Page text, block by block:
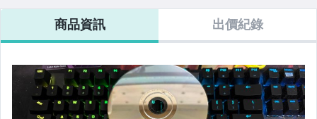
商品資訊 出價紀錄